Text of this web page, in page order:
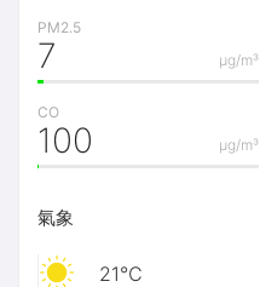
PM2.5
μg/m³
7
CO
μg/m³
100
氣象
21℃